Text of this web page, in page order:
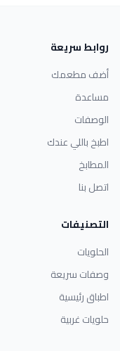
روابط سريعة
أضف مطعمك
مساعدة
الوصفات
اطبخ باللي عندك
المطابخ
اتصل بنا
التصنيفات
الحلويات
وصفات سريعة
اطباق رئيسية
حلويات غربية